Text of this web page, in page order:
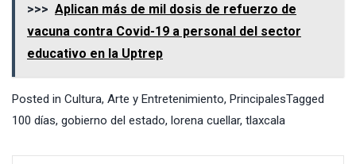
>>> Aplican más de mil dosis de refuerzo de
vacuna contra Covid-19 a personal del sector
educativo en la Uptrep
Posted in Cultura, Arte y Entretenimiento, PrincipalesTagged
100 días, gobierno del estado, lorena cuellar, tlaxcala